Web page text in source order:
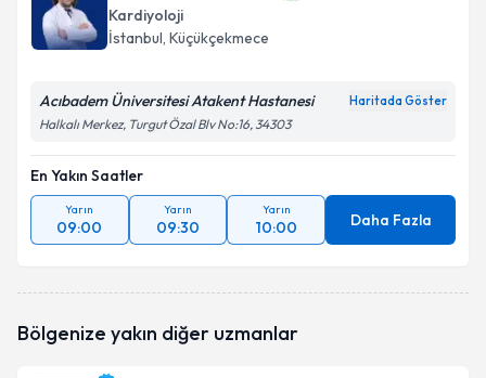
Kardiyoloji
İstanbul, Küçükçekmece
Acıbadem Üniversitesi Atakent Hastanesi Haritada Göster
Halkalı Merkez, Turgut Özal Blv No:16, 34303
En Yakın Saatler
Yarın
09:00
Yarın
09:30
Yarın
10:00 Daha Fazla
Bölgenize yakın diğer uzmanlar